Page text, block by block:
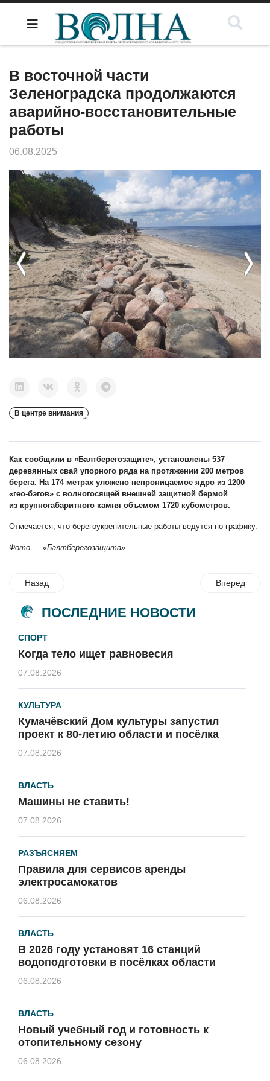
В восточной части
Зеленоградска продолжаются
аварийно-восстановительные
работы
06.08.2025
Previous Next
В центре внимания
Как сообщили в «Балтберегозащите», установлены 537
деревянных свай упорного ряда на протяжении 200 метров
берега. На 174 метрах уложено непроницаемое ядро из 1200
«гео-бэгов» с волногосящей внешней защитной бермой
из крупногабаритного камня объемом 1720 кубометров.
Отмечается, что берегоукрепительные работы ведутся по графику.
Фото — «Балтберегозащита»
Назад Вперед
ПОСЛЕДНИЕ НОВОСТИ
СПОРТ
Когда тело ищет равновесия
07.08.2026
КУЛЬТУРА
Кумачёвский Дом культуры запустил
проект к 80-летию области и посёлка
07.08.2026
ВЛАСТЬ
Машины не ставить!
07.08.2026
РАЗЪЯСНЯЕМ
Правила для сервисов аренды
электросамокатов
06.08.2026
ВЛАСТЬ
В 2026 году установят 16 станций
водоподготовки в посёлках области
06.08.2026
ВЛАСТЬ
Новый учебный год и готовность к
отопительному сезону
06.08.2026